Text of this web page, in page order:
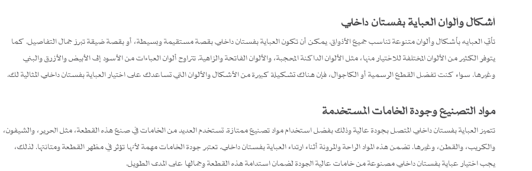
أشكال وألوان العباية بفستان داخلي
تأتي العبايه بأشكال وألوان متنوعة تناسب جميع الأذواق. يمكن أن تكون العباية بفستان داخلي بقصة مستقيمة وبسيطة، أو بقصة ضيقة تبرز جمال التفاصيل. كما
يتوفر الكثير من الألوان المختلفة للاختيار منها، مثل الألوان الداكنة المحجبة، والألوان الفاتحة والزاهية. تتراوح ألوان العباءات من الأسود إلى الأبيض والأزرق والبني
وغيرها. سواء كنت تفضل القطع الرسمية أو الكاجوال، فإن هناك تشكيلة كبيرة من الأشكال والألوان التي تساعدك على اختيار العباية بفستان داخلي المثالية لك.
مواد التصنيع وجودة الخامات المستخدمة
تتميز العباية بفستان داخلي المتصل بجودة عالية وذلك بفضل استخدام مواد تصنيع ممتازة. تستخدم العديد من الخامات في صنع هذه القطعة، مثل الحرير، والشيفون،
والكريب، والقطن، وغيرها. تضمن هذه المواد الراحة والمرونة أثناء ارتداء العباية بفستان داخلي. تعتبر جودة الخامات مهمة لأنها تؤثر في مظهر القطعة ومتانتها. لذلك،
يجب اختيار عباية بفستان داخلي مصنوعة من خامات عالية الجودة لضمان استدامة هذه القطعة وجمالها على المدى الطويل.